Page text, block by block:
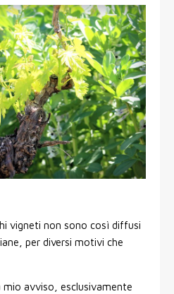
vigneti non sono così diffusi
per diversi motivi che
mio avviso, esclusivamente